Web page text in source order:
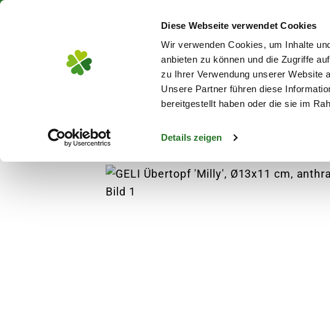
Diese Webseite verwendet Cookies
Wir verwenden Cookies, um Inhalte
anbieten zu können und die Zugriffe
zu Ihrer Verwendung unserer Website
Unsere Partner führen diese
bereitgestellt haben oder die sie im
Details zeigen
Blumen Pflanzen
Pflanzen Zimmerpflanzen Grünpflanzen